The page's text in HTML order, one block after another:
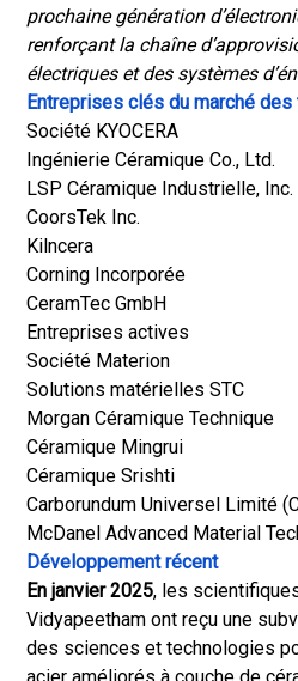
prochaine génération
renforçant la chaîne
électriques et des systèmes
Entreprises clés du marché
Société KYOCERA
Ingénierie Céramique Co., Ltd.
LSP Céramique Industrielle, Inc.
CoorsTek Inc.
Kilncera
Corning Incorporée
CeramTec GmbH
Entreprises actives
Société Materion
Solutions matérielles STC
Morgan Céramique Technique
Céramique Mingrui
Céramique Srishti
Carborundum Universel Limité
McDanel Advanced Material
Développement récent
En janvier 2025, les
Vidyapeetham ont reçu une
des sciences et technologies